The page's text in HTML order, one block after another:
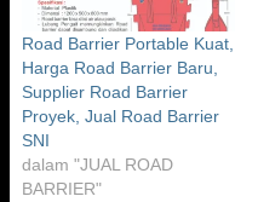
Road Barrier Portable Kuat,
Harga Road Barrier Baru,
Supplier Road Barrier
Proyek, Jual Road Barrier
SNI
dalam "JUAL ROAD
BARRIER"